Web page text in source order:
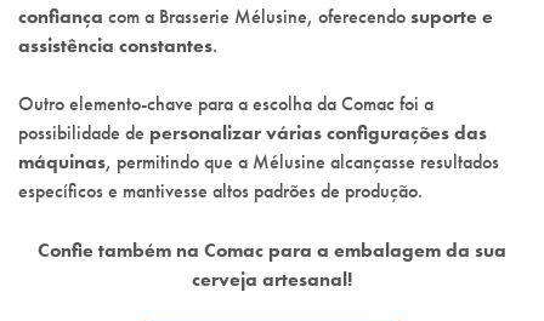
confiança com a Brasserie Mélusine, oferecendosuporte e
assistência constantes.
Outro elemento-chave para a escolha da Comac foi a
possibilidade de personalizar várias configurações das
máquinas, permitindo que a Mélusine alcançasse resultados
específicos e mantivesse altos padrões de produção.
Confie também na Comac para a embalagem da sua
cerveja artesanal!